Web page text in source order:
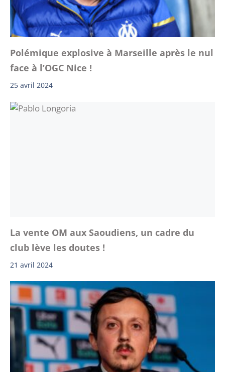
Polémique explosive à Marseille après le nul
face à l’OGC Nice !
25 avril 2024
La vente OM aux Saoudiens, un cadre du
club lève les doutes !
21 avril 2024